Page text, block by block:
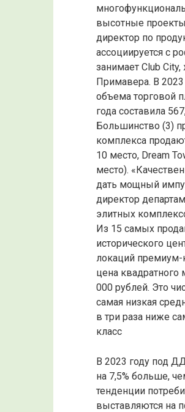
высотные
директор по
ассоциируется с
занимает Club
Примавера. В 2023
объема торговой
года составила
Большинство (3)
комплекса
10 место, Dream
место).
дать мощный
директор
элитных
Из 15 самых
исторического
локаций премиум-
цена квадратного
000 рублей. Это
самая низкая
в три раза ниже
класс
В 2023 году под
на 7,5% больше,
тенденции
выставляются на